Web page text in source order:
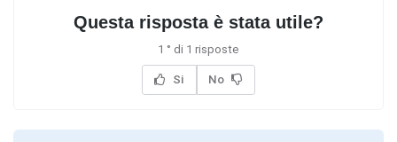
Questa risposta è stata utile?
1 ° di 1 risposte
Si No